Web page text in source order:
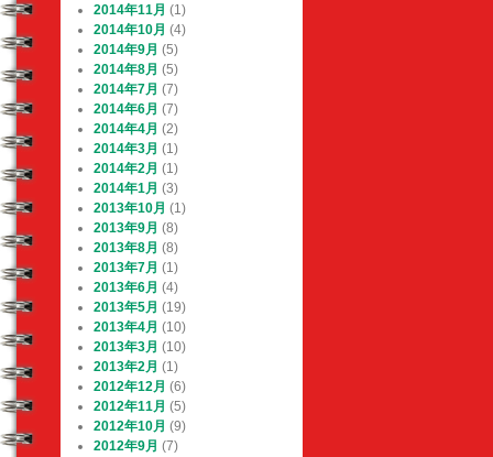
2014年11月 (1)
2014年10月 (4)
2014年9月 (5)
2014年8月 (5)
2014年7月 (7)
2014年6月 (7)
2014年4月 (2)
2014年3月 (1)
2014年2月 (1)
2014年1月 (3)
2013年10月 (1)
2013年9月 (8)
2013年8月 (8)
2013年7月 (1)
2013年6月 (4)
2013年5月 (19)
2013年4月 (10)
2013年3月 (10)
2013年2月 (1)
2012年12月 (6)
2012年11月 (5)
2012年10月 (9)
2012年9月 (7)